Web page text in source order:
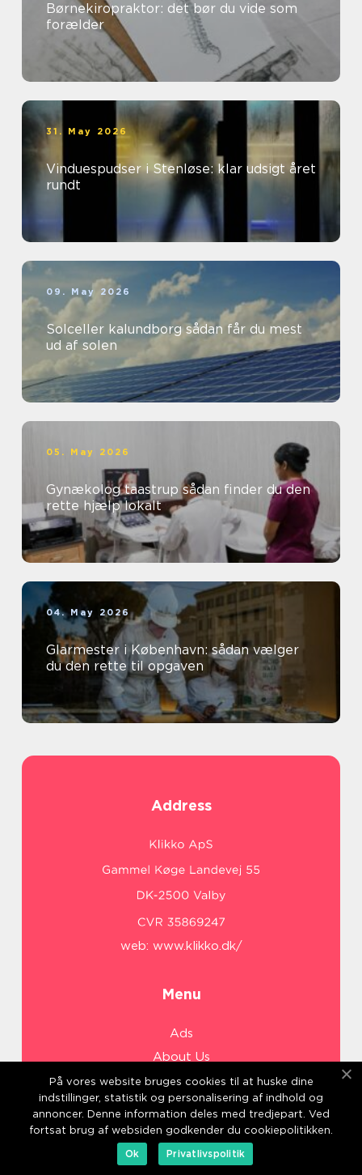
Børnekiropraktor: det bør du vide som
forælder
31. May 2026
Vinduespudser i Stenløse: klar udsigt året
rundt
09. May 2026
Solceller kalundborg sådan får du mest
ud af solen
05. May 2026
Gynækolog taastrup sådan finder du den
rette hjælp lokalt
04. May 2026
Glarmester i København: sådan vælger
du den rette til opgaven
Address
web: www.klikko.dk/
Menu
Ads
About Us
Cookies
Contact
Sitemap
På vores website bruges cookies til at huske dine
indstillinger, statistik og personalisering af indhold og
annoncer. Denne information deles med tredjepart. Ved
fortsat brug af websiden godkender du cookiepolitikken.
Ok
Privatlivspolitik